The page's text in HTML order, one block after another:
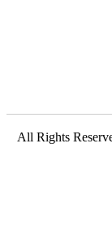
All Rights